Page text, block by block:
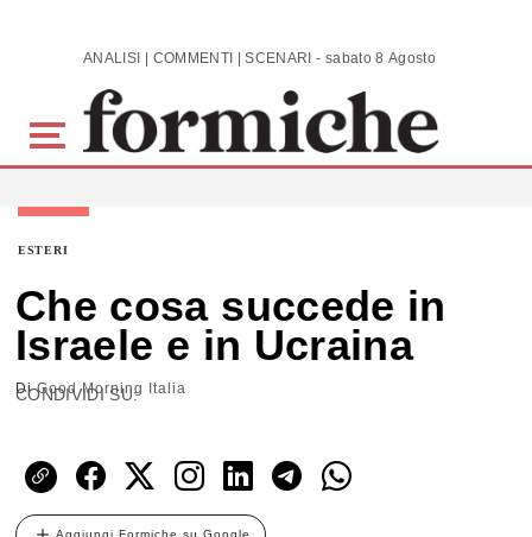
Skip to main content ANALISI | COMMENTI | SCENARI - sabato 8 Agosto 2026
ESTERI
Che cosa succede in
Israele e in Ucraina
DiGood Morning Italia
CONDIVIDI SU:
Aggiungi Formiche su Google